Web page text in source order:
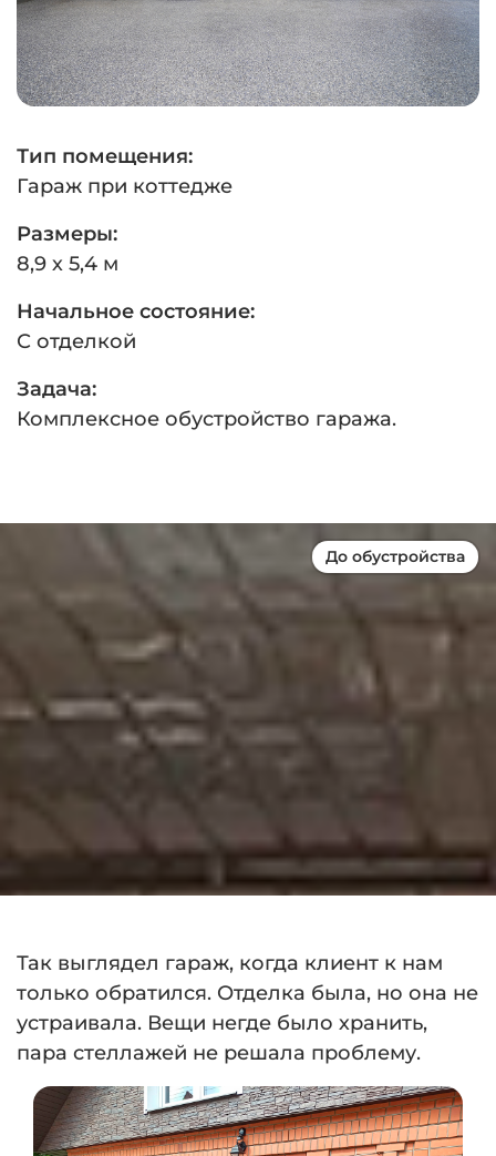
Тип помещения:
Гараж при коттедже
Размеры:
8,9 х 5,4 м
Начальное состояние:
С отделкой
Задача:
Комплексное обустройство гаража.
До обустройства
Так выглядел гараж, когда клиент к нам
только обратился. Отделка была, но она не
устраивала. Вещи негде было хранить,
пара стеллажей не решала проблему.